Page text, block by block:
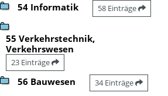
54 Informatik 58 Einträge
55 Verkehrstechnik,
Verkehrswesen
23 Einträge
56 Bauwesen 34 Einträge